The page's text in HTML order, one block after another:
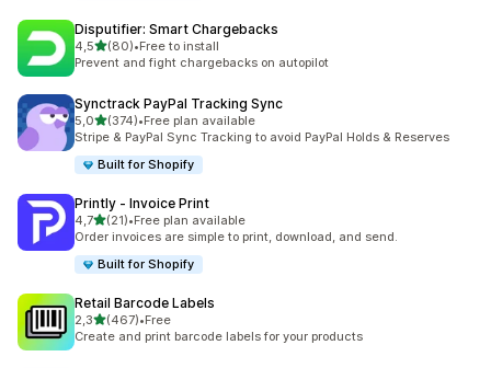
Disputifier: Smart Chargebacks
4,5na 5 gwiazdek
(80)
Łączna liczba recenzji: 80
•Free to install
Prevent and fight chargebacks on autopilot
Synctrack PayPal Tracking Sync
5,0na 5 gwiazdek
(374)
Łączna liczba recenzji: 374
•Free plan available
Stripe & PayPal Sync Tracking to avoid PayPal Holds & Reserves
Built for Shopify
Printly ‑ Invoice Print
4,7na 5 gwiazdek
(21)
Łączna liczba recenzji: 21
•Free plan available
Order invoices are simple to print, download, and send.
Built for Shopify
Retail Barcode Labels
2,3na 5 gwiazdek
(467)
Łączna liczba recenzji: 467
•Free
Create and print barcode labels for your products